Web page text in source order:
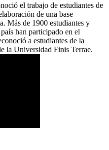
el trabajo de estudiantes de
de una base
Más de 1900 estudiantes y
han participado en el
a estudiantes de la
la Universidad Finis Terrae.